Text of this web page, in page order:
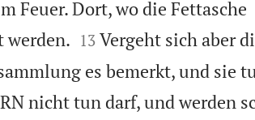
Feuer. Dort, wo die Fettasche
werden.
13 Vergeht sich aber
es bemerkt, und sie
nicht tun darf, und werden